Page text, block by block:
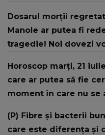
Dosarul morții
Manole ar putea fi
tragedie! Noi dovezi
Horoscop marți, 21
care ar putea să fie
moment în care nu se
(P) Fibre și bacterii
care este diferența și